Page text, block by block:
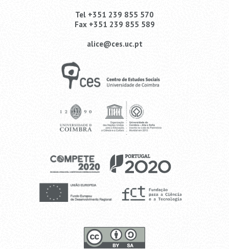
Tel +351 239 855 570
Fax +351 239 855 589
alice@ces.uc.pt